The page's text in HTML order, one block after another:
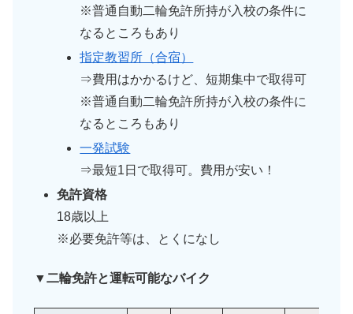
※普通自動二輪免許所持が入校の条件に
なるところもあり
指定教習所（合宿）
⇒費用はかかるけど、短期集中で取得可
※普通自動二輪免許所持が入校の条件に
なるところもあり
一発試験
⇒最短1日で取得可。費用が安い！
免許資格
18歳以上
※必要免許等は、とくになし
▼二輪免許と運転可能なバイク